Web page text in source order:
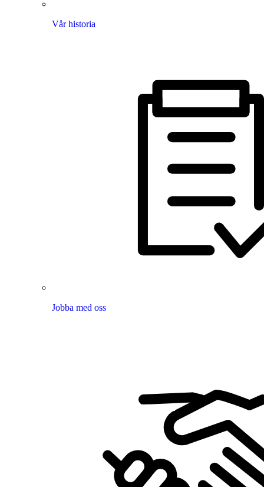
Vår historia
Jobba med oss